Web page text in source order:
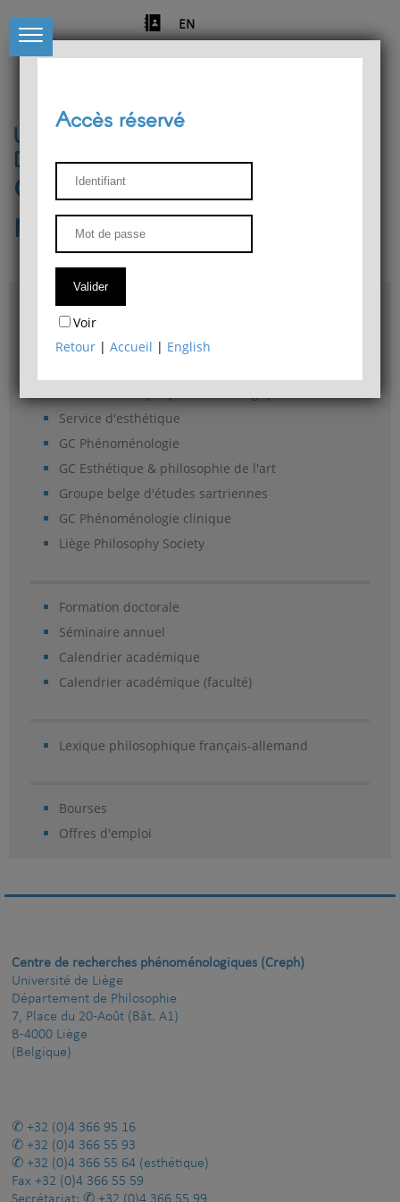
EN
Université de Liège
Département de philosophie
Centre de recherches
phénoménologiques
Accès & plans
Bibliothèque du Département de philosophie
Service d'esthétique
GC Phénoménologie
GC Esthétique & philosophie de l'art
Groupe belge d'études sartriennes
GC Phénoménologie clinique
Liège Philosophy Society
Formation doctorale
Séminaire annuel
Calendrier académique
Calendrier académique (faculté)
Lexique philosophique français-allemand
Bourses
Offres d'emploi
Accès réservé
Voir
Retour |Accueil | English
Centre de recherches phénoménologiques (Creph)
Université de Liège
Département de Philosophie
7, Place du 20-Août (Bât. A1)
B-4000 Liège
(Belgique)
+32 (0)4 366 95 16
+32 (0)4 366 55 93
+32 (0)4 366 55 64 (esthétique)
Fax +32 (0)4 366 55 59